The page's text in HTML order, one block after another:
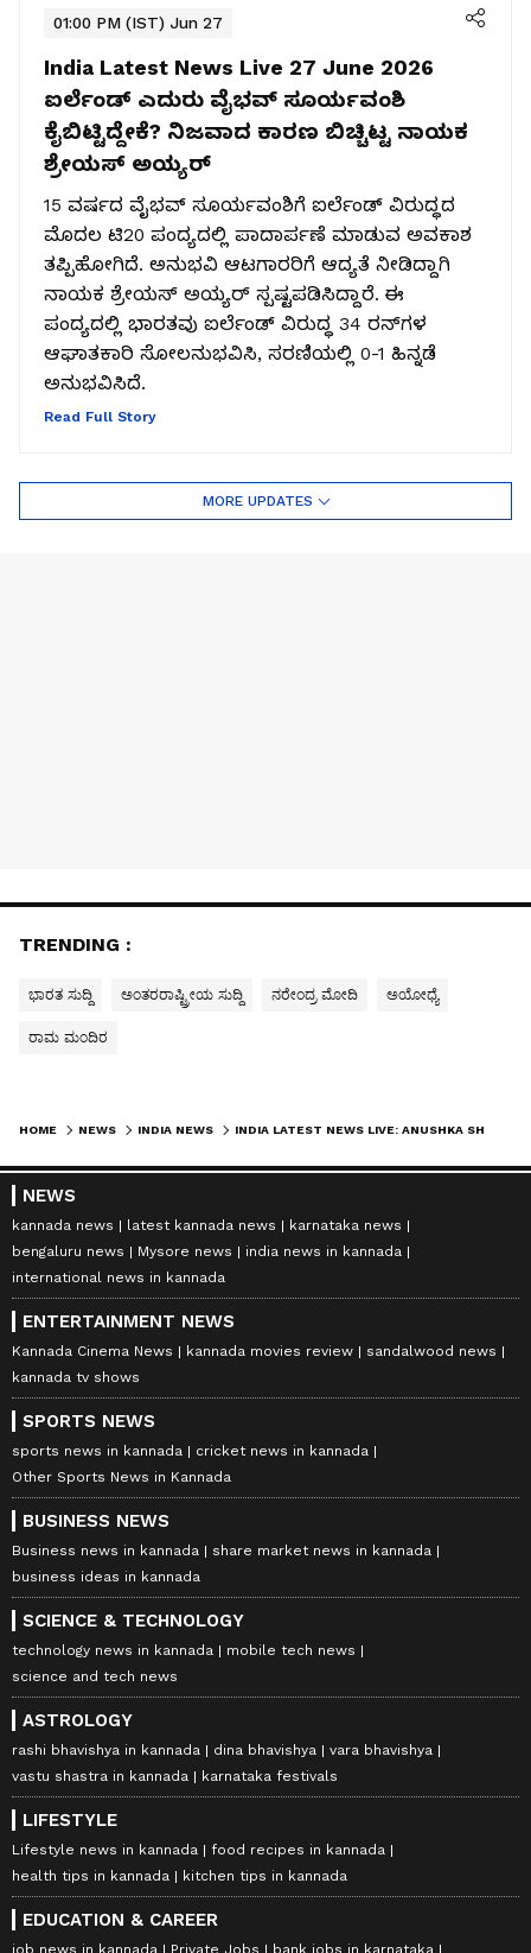
01:00 PM (IST) Jun 27
India Latest News Live 27 June 2026
ಐರ್ಲೆಂಡ್ ಎದುರು ವೈಭವ್ ಸೂರ್ಯವಂಶಿ
ಕೈಬಿಟ್ಟಿದ್ದೇಕೆ? ನಿಜವಾದ ಕಾರಣ ಬಿಚ್ಚಿಟ್ಟ ನಾಯಕ
ಶ್ರೇಯಸ್ ಅಯ್ಯರ್
15 ವರ್ಷದ ವೈಭವ್ ಸೂರ್ಯವಂಶಿಗೆ ಐರ್ಲೆಂಡ್ ವಿರುದ್ಧದ
ಮೊದಲ ಟಿ20 ಪಂದ್ಯದಲ್ಲಿ ಪಾದಾರ್ಪಣೆ ಮಾಡುವ ಅವಕಾಶ
ತಪ್ಪಿಹೋಗಿದೆ. ಅನುಭವಿ ಆಟಗಾರರಿಗೆ ಆದ್ಯತೆ ನೀಡಿದ್ದಾಗಿ
ನಾಯಕ ಶ್ರೇಯಸ್ ಅಯ್ಯರ್ ಸ್ಪಷ್ಟಪಡಿಸಿದ್ದಾರೆ. ಈ
ಪಂದ್ಯದಲ್ಲಿ ಭಾರತವು ಐರ್ಲೆಂಡ್ ವಿರುದ್ಧ 34 ರನ್‌ಗಳ
ಆಘಾತಕಾರಿ ಸೋಲನುಭವಿಸಿ, ಸರಣಿಯಲ್ಲಿ 0-1 ಹಿನ್ನಡೆ
ಅನುಭವಿಸಿದೆ.
Read Full Story
MORE UPDATES
TRENDING :
ಭಾರತ ಸುದ್ದಿ ಅಂತರರಾಷ್ಟ್ರೀಯ ಸುದ್ದಿ ನರೇಂದ್ರ ಮೋದಿ ಅಯೋಧ್ಯೆ
ರಾಮ ಮಂದಿರ
HOME NEWS INDIA NEWS
NEWS
kannada news latest kannada news
karnataka news
bengaluru news
Mysore news
india news in kannada
international news in kannada
ENTERTAINMENT NEWS
Kannada Cinema News kannada movies review
sandalwood news
kannada tv shows
SPORTS NEWS
sports news in kannada
cricket news in kannada
Other Sports News in Kannada
BUSINESS NEWS
Business news in kannada
share market news in kannada
business ideas in kannada
SCIENCE & TECHNOLOGY
technology news in kannada
mobile tech news
science and tech news
ASTROLOGY
rashi bhavishya in kannada dina bhavishya
vara bhavishya
vastu shastra in kannada
karnataka festivals
LIFESTYLE
Lifestyle news in kannada
food recipes in kannada
health tips in kannada
kitchen tips in kannada
EDUCATION & CAREER
job news in kannada Private Jobs bank jobs in karnataka